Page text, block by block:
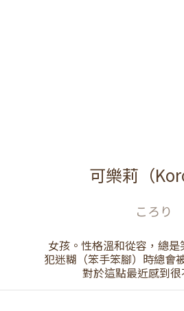
可樂莉（
ころり
女孩。性格溫和從容，總是
犯迷糊（笨手笨腳）時總會
對於這點最近感到很